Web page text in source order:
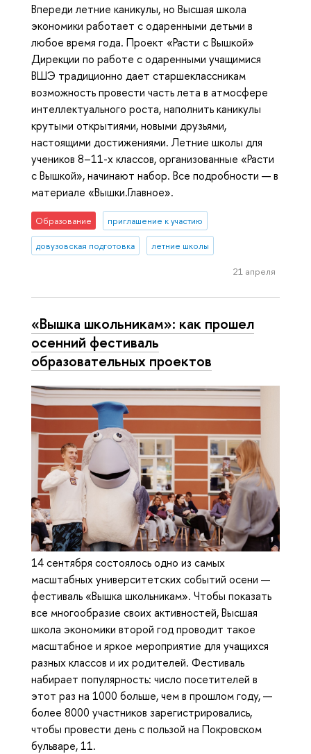
Впереди летние каникулы, но Высшая школа
экономики работает с одаренными детьми в
любое время года. Проект «Расти с Вышкой»
Дирекции по работе с одаренными учащимися
ВШЭ традиционно дает старшеклассникам
возможность провести часть лета в атмосфере
интеллектуального роста, наполнить каникулы
крутыми открытиями, новыми друзьями,
настоящими достижениями. Летние школы для
учеников 8–11-х классов, организованные «Расти
с Вышкой», начинают набор. Все подробности — в
материале «Вышки.Главное».
Образование приглашение к участию
довузовская подготовка летние школы
21 апреля
«Вышка школьникам»: как прошел
осенний фестиваль
образовательных проектов
14 сентября состоялось одно из самых
масштабных университетских событий осени —
фестиваль «Вышка школьникам». Чтобы показать
все многообразие своих активностей, Высшая
школа экономики второй год проводит такое
масштабное и яркое мероприятие для учащихся
разных классов и их родителей. Фестиваль
набирает популярность: число посетителей в
этот раз на 1000 больше, чем в прошлом году, —
более 8000 участников зарегистрировались,
чтобы провести день с пользой на Покровском
бульваре, 11.